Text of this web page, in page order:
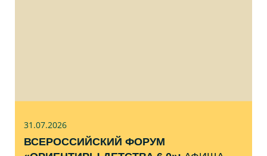
31.07.2026
ВСЕРОССИЙСКИЙ ФОРУМ